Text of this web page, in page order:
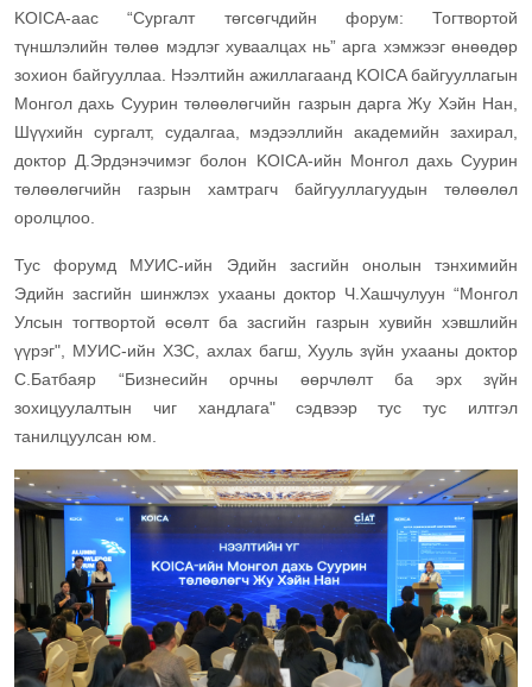
KOICA-аас “Сургалт төгсөгчдийн форум: Тогтвортой
түншлэлийн төлөө мэдлэг хуваалцах нь” арга хэмжээг өнөөдөр
зохион байгууллаа. Нээлтийн ажиллагаанд KOICA байгууллагын
Монгол дахь Суурин төлөөлөгчийн газрын дарга Жу Хэйн Нан,
Шүүхийн сургалт, судалгаа, мэдээллийн академийн захирал,
доктор Д.Эрдэнэчимэг болон KOICA-ийн Монгол дахь Суурин
төлөөлөгчийн газрын хамтрагч байгууллагуудын төлөөлөл
оролцлоо.
Тус форумд МУИС-ийн Эдийн засгийн онолын тэнхимийн
Эдийн засгийн шинжлэх ухааны доктор Ч.Хашчулуун “Монгол
Улсын тогтвортой өсөлт ба засгийн газрын хувийн хэвшлийн
үүрэг", МУИС-ийн ХЗС, ахлах багш, Хууль зүйн ухааны доктор
С.Батбаяр “Бизнесийн орчны өөрчлөлт ба эрх зүйн
зохицуулалтын чиг хандлага" сэдвээр тус тус илтгэл
танилцуулсан юм.